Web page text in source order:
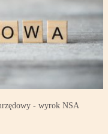
- wyrok NSA